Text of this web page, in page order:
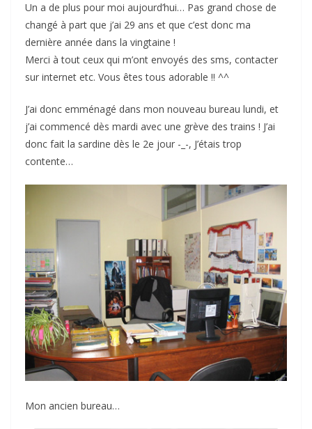
Un a de plus pour moi aujourd’hui… Pas grand chose de
changé à part que j’ai 29 ans et que c’est donc ma
dernière année dans la vingtaine !
Merci à tout ceux qui m’ont envoyés des sms, contacter
sur internet etc. Vous êtes tous adorable !! ^^
J’ai donc emménagé dans mon nouveau bureau lundi, et
j’ai commencé dès mardi avec une grève des trains ! J’ai
donc fait la sardine dès le 2e jour -_-, J’étais trop
contente…
Mon ancien bureau…